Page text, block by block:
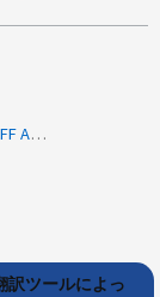
product-categories:fas-systems<a>BMC</a><a>AFF A220</a><a>SP</a>
訳ツールによっ